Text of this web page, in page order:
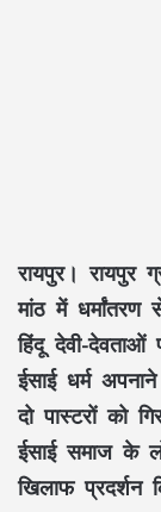
रायपुर। रायपुर
मांठ में
हिंदू देवी-
ईसाई धर्म
दो पास्टरों को
ईसाई समाज के
खिलाफ प्रदर्शन